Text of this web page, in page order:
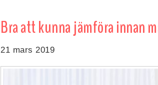
Bra att kunna jämföra innan
21 mars 2019